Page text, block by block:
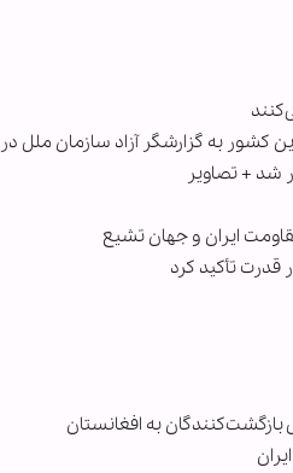
کشور به گزارشگر آزاد سازمان
شد + تصاویر
قدرت تأکید کرد
بازگشت‌کنندگان به افغانستان